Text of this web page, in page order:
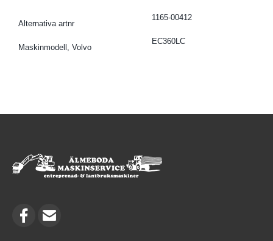
Alternativa artnr
1165-00412
Maskinmodell, Volvo
EC360LC